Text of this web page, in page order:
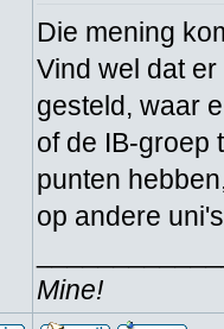
Die mening
Vind wel dat
gesteld, waar
of de IB-groep
punten
op andere
Mine!